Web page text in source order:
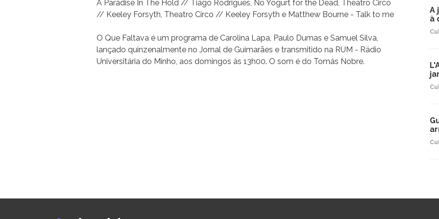
A Paradise In The Hold // Tiago Rodrigues, No Yogurt for the Dead, Theatro Circo
// Keeley Forsyth, Theatro Circo // Keeley Forsyth e Matthew Bourne - Talk to me
O Que Faltava é um programa de Carolina Lapa, Paulo Dumas e Samuel Silva,
lançado quinzenalmente no Jornal de Guimarães e transmitido na RUM - Rádio
Universitária do Minho, aos domingos às 13h00. O som é do Tomás Nobre.
A
à